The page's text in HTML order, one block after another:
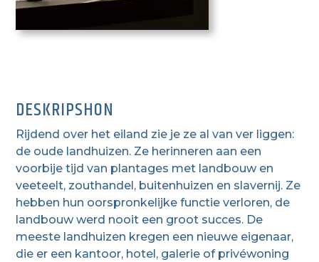
DESKRIPSHON
Rijdend over het eiland zie je ze al van ver liggen:
de oude landhuizen. Ze herinneren aan een
voorbije tijd van plantages met landbouw en
veeteelt, zouthandel, buitenhuizen en slavernij. Ze
hebben hun oorspronkelijke functie verloren, de
landbouw werd nooit een groot succes. De
meeste landhuizen kregen een nieuwe eigenaar,
die er een kantoor, hotel, galerie of privéwoning